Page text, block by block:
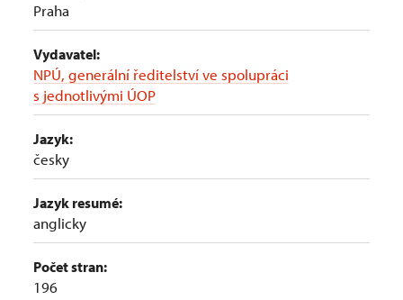
Praha
Vydavatel:
NPÚ, generální ředitelství ve spolupráci
s jednotlivými ÚOP
Jazyk:
česky
Jazyk resumé:
anglicky
Počet stran:
196